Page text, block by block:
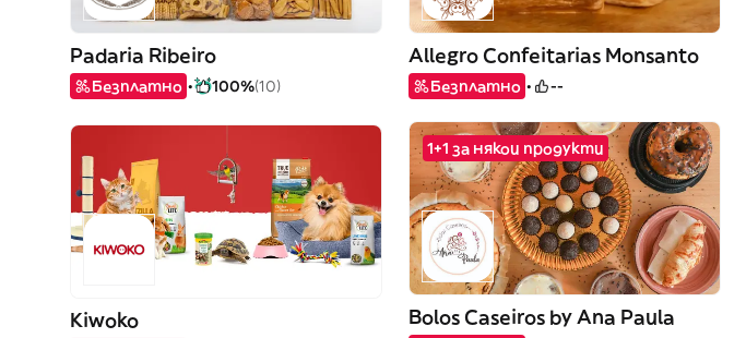
Padaria Ribeiro
Безплатно 100%(10)
Allegro Confeitarias Monsanto
Безплатно --
Kiwoko
1+1 за някои продукти
Bolos Caseiros by Ana Paula